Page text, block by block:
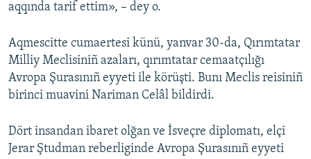
aqqında tarif ettim», – dey o.
Aqmescitte cumaertesi künü, yanvar 30-da, Qırımtatar
Milliy Meclisiniñ azaları, qırımtatar cemaatçılığı
Avropa Şurasınıñ eyyeti ile körüşti. Bunı Meclis reisiniñ
birinci muavini Nariman Celâl bildirdi.
Dört insandan ibaret olğan ve İsveçre diplomatı, elçi
Jerar Ştudman reberliginde Avropa Şurasınıñ eyyeti